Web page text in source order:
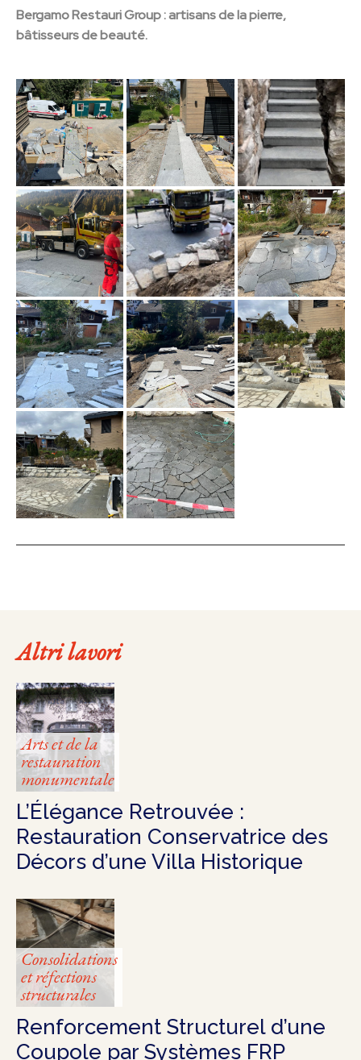
Bergamo Restauri Group : artisans de la pierre,
bâtisseurs de beauté.
Altri lavori
Arts et de la
restauration
monumentale
L’Élégance Retrouvée :
Restauration Conservatrice des
Décors d’une Villa Historique
Consolidations
et réfections
structurales
Renforcement Structurel d’une
Coupole par Systèmes FRP